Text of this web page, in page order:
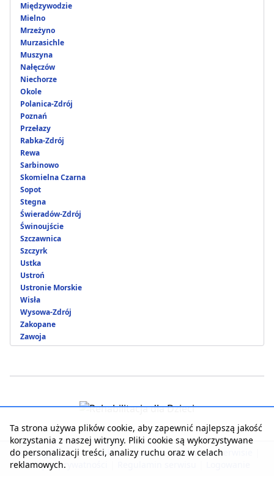
Międzywodzie
Mielno
Mrzeżyno
Murzasichle
Muszyna
Nałęczów
Niechorze
Okole
Polanica-Zdrój
Poznań
Przełazy
Rabka-Zdrój
Rewa
Sarbinowo
Skomielna Czarna
Sopot
Stegna
Świeradów-Zdrój
Świnoujście
Szczawnica
Szczyrk
Ustka
Ustroń
Ustronie Morskie
Wisła
Wysowa-Zdrój
Zakopane
Zawoja
Strona główna | Kontakt z serwisem | Reklama w serwisie
Polityka prywatności
Ta strona używa plików cookie, aby zapewnić najlepszą jakość
korzystania z naszej witryny. Pliki cookie są wykorzystywane
do personalizacji treści, analizy ruchu oraz w celach
reklamowych.